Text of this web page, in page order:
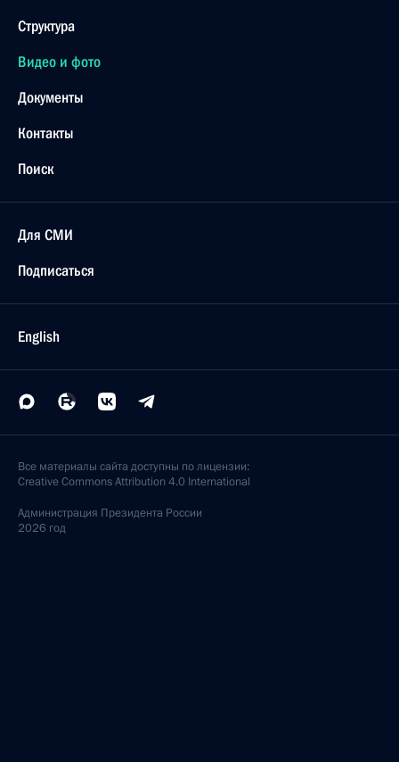
Структура
Видео и фото
Документы
Контакты
Поиск
Для СМИ
Подписаться
English
Все материалы сайта доступны по лицензии:
Creative Commons Attribution 4.0 International
Администрация Президента России
2026 год